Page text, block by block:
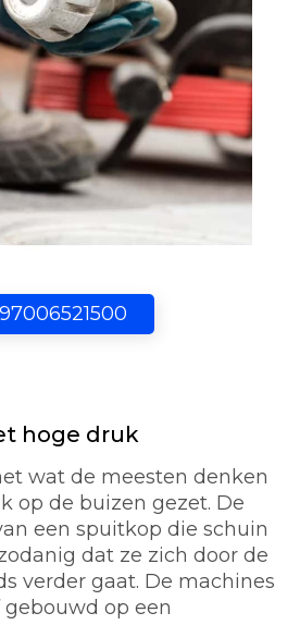
hoge druk
wat de meesten denken
op de buizen gezet. De
een spuitkop die schuin
dat ze zich door de
verder gaat. De machines
op een